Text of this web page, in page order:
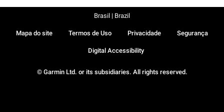
© Garmin Ltd. or its subsidiaries. All rights reserved.
Mapa do site Termos de Uso Privacidade Segurança
Digital Accessibility
Brasil | Brazil